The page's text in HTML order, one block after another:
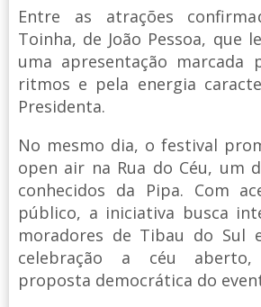
Entre as atrações
Toinha, de João Pessoa, que
uma apresentação marcada
ritmos e pela energia
Presidenta.
No mesmo dia, o festival
open air na Rua do Céu, um
conhecidos da Pipa. Com
público, a iniciativa busca
moradores de Tibau do Sul
celebração a céu
proposta democrática do